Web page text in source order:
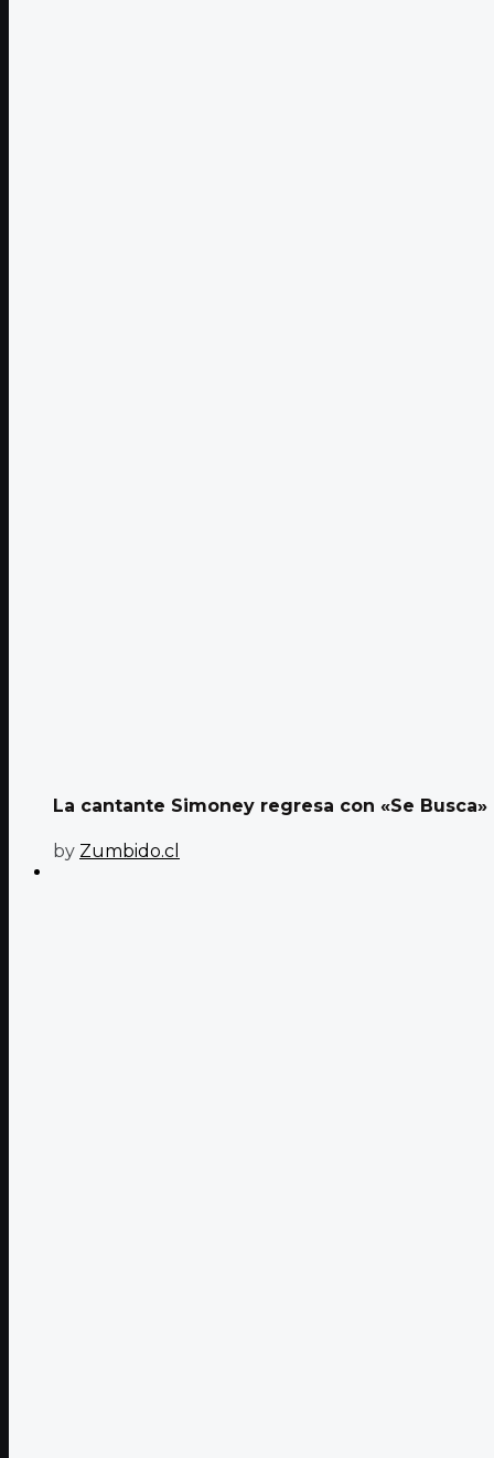
La cantante Simoney regresa con «Se Busca»
by Zumbido.cl